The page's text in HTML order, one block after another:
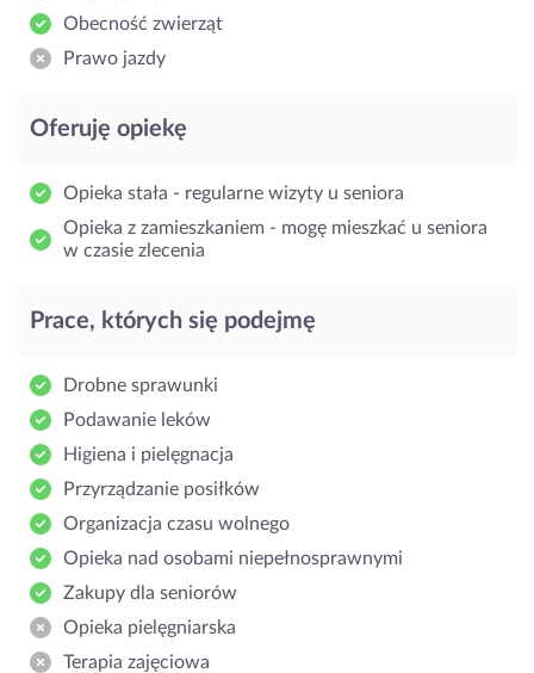
Obecność zwierząt
Prawo jazdy
Oferuję opiekę
Opieka stała - regularne wizyty u seniora
Opieka z zamieszkaniem - mogę mieszkać u seniora
w czasie zlecenia
Prace, których się podejmę
Drobne sprawunki
Podawanie leków
Higiena i pielęgnacja
Przyrządzanie posiłków
Organizacja czasu wolnego
Opieka nad osobami niepełnosprawnymi
Zakupy dla seniorów
Opieka pielęgniarska
Terapia zajęciowa